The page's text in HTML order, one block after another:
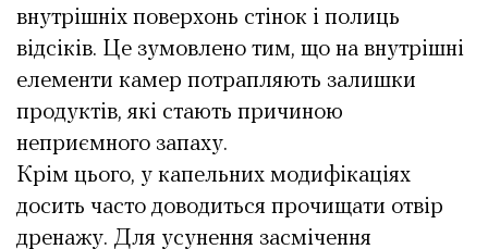
внутрішніх поверхонь стінок і полиць
відсіків. Це зумовлено тим, що на внутрішні
елементи камер потрапляють залишки
продуктів, які стають причиною
неприємного запаху.
Крім цього, у капельних модифікаціях
досить часто доводиться прочищати отвір
дренажу. Для усунення засмічення